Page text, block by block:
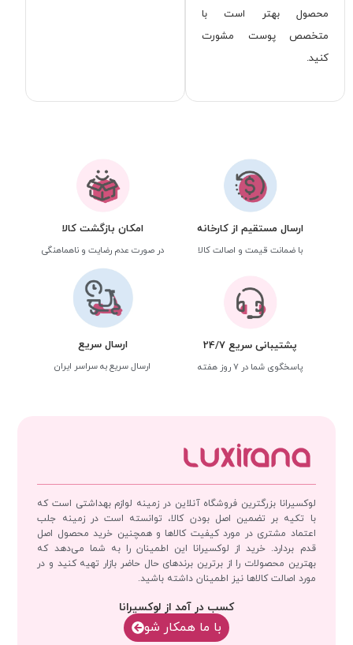
محصول بهتر است با
متخصص پوست مشورت
کنید.
ارسال مستقیم از کارخانه
با ضمانت قیمت و اصالت کالا
امکان بازگشت کالا
در صورت عدم رضایت و ناهماهنگی
پشتیبانی سریع 24/7
پاسخگوی شما در 7 روز هفته
ارسال سریع
ارسال سریع به سراسر ایران
لوکسیرانا بزرگترین فروشگاه آنلاین در زمینه لوازم بهداشتی است که
با تکیه بر تضمین اصل بودن کالا، توانسته است در زمینه جلب
اعتماد مشتری در مورد کیفیت کالاها و همچنین خرید محصول اصل
قدم بردارد. خرید از لوکسیرانا این اطمینان را به شما می‌دهد که
بهترین محصولات را از برترین برندهای حال حاضر بازار تهیه کنید و در
مورد اصالت کالاها نیز اطمینان داشته باشید.
کسب در آمد از لوکسیرانا
با‌‌ ما همکار شو